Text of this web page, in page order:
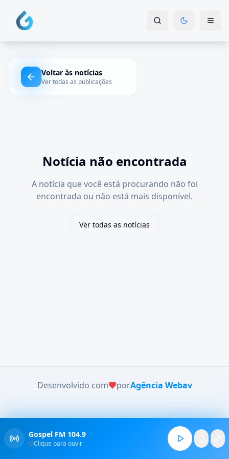
Voltar às notícias
Ver todas as publicações
Notícia não encontrada
A notícia que você está procurando não foi
encontrada ou não está mais disponível.
Ver todas as notícias
Desenvolvido com porAgência Webav
Gospel FM 104.9
Clique para ouvir